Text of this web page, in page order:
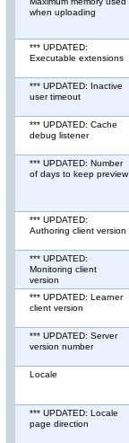
when uploading
*** UPDATED:
Executable extensions
*** UPDATED: Inactive
user timeout
*** UPDATED: Cache
debug listener
*** UPDATED: Number
of days to keep preview
*** UPDATED:
Authoring client version
*** UPDATED:
Monitoring client
version
*** UPDATED: Learner
client version
*** UPDATED: Server
version number
Locale
*** UPDATED: Locale
page direction